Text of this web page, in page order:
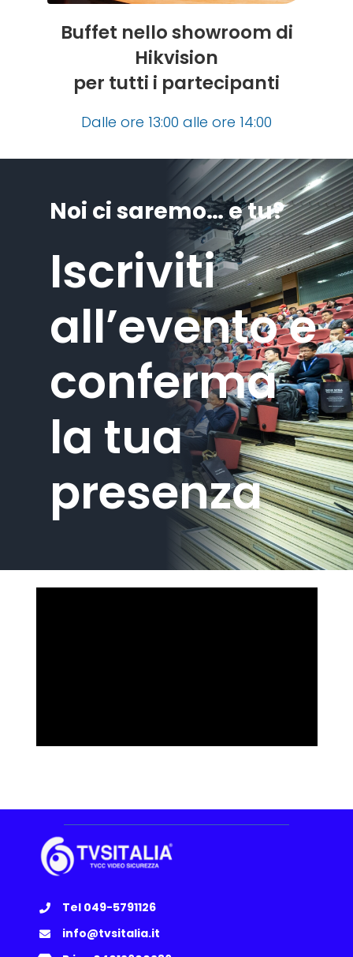
Buffet nello showroom di
Hikvision
per tutti i partecipanti
Dalle ore 13:00 alle ore 14:00
Noi ci saremo… e tu?
Iscriviti
all’evento e
conferma
la tua
presenza
Tel 049-5791126
info@tvsitalia.it